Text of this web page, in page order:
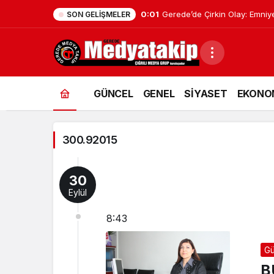
SON GELIŞMELER 0:01 Gerede’de Çirkin Olay:
300.92015
Haberleri
GÜNCEL GENEL SİYASET
300.92015
30
Eylül
8:43